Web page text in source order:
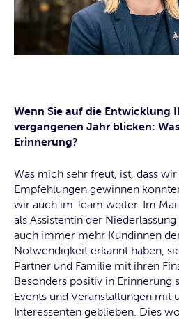
Wenn Sie auf die Entwicklung
vergangenen Jahr blicken:
Erinnerung?
Was mich sehr freut, ist, dass
Empfehlungen gewinnen
wir auch im Team weiter. Im
als Assistentin der
auch immer mehr Kundinnen
Notwendigkeit erkannt haben,
Partner und Familie mit ihren
Besonders positiv in Erinnerung
Events und Veranstaltungen mit
Interessenten geblieben. Dies